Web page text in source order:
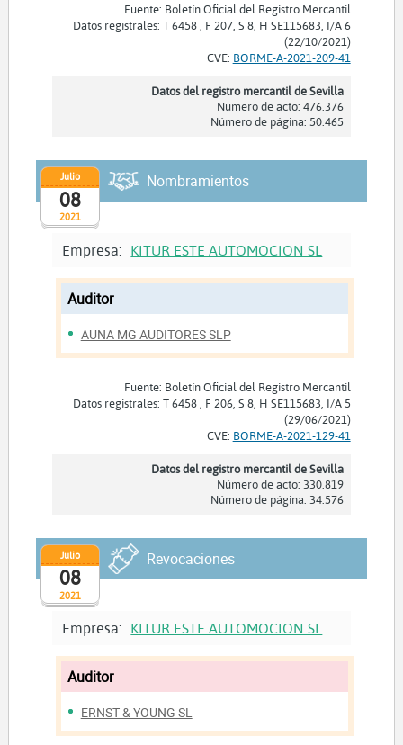
Fuente: Boletín Oficial del Registro Mercantil
Datos registrales: T 6458 , F 207, S 8, H SE115683, I/A 6
(22/10/2021)
CVE: BORME-A-2021-209-41
Datos del registro mercantil de Sevilla
Número de acto: 476.376
Número de página: 50.465
2021
Julio
08
Nombramientos
Empresa: KITUR ESTE AUTOMOCION SL
Auditor
AUNA MG AUDITORES SLP
Fuente: Boletín Oficial del Registro Mercantil
Datos registrales: T 6458 , F 206, S 8, H SE115683, I/A 5
(29/06/2021)
CVE: BORME-A-2021-129-41
Datos del registro mercantil de Sevilla
Número de acto: 330.819
Número de página: 34.576
2021
Julio
08
Revocaciones
Empresa: KITUR ESTE AUTOMOCION SL
Auditor
ERNST & YOUNG SL